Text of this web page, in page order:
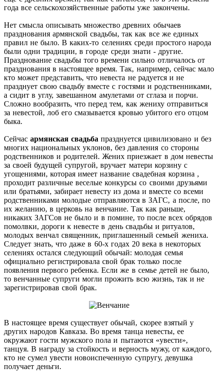
года все сельскохозяйственные работы уже закончены.
Нет смысла описывать множество древних обычаев
празднования армянской свадьбы, так как все же единых
правил не было. В каких-то селениях среди простого народа
были одни традиции, в городе среди знати - другие.
Празднование свадьбы того времени сильно отличалось от
празднования в настоящее время. Так, например, сейчас мало
кто может представить, что невеста не радуется и не
празднует свою свадьбу вместе с гостями и родственниками,
а сидит в углу, завешанном амулетами от сглаза и порчи.
Сложно вообразить, что перед тем, как жениху отправиться
за невестой, лоб его смазывается кровью убитого его отцом
быка.
Сейчасармянская свадьба празднуется цивилизовано и без
многих национальных уклонов, без давления со стороны
родственников и родителей. Жених приезжает в дом невесты
за своей будущей супругой, вручает матери корзину с
угощениями, которая имеет название свадебная корзина ,
проходит различные веселые конкурсы со своими друзьями
или братьями, забирает невесту из дома и вместе со всеми
родственниками молодые отправляются в ЗАГС, а после, по
их желанию, в церковь на венчание. Так как раньше,
никаких ЗАГСов не было и в помине, то после всех обрядов
помолвки, дороги к невесте в день свадьбы и ритуалов,
молодых венчал священник, приглашенный семьей жениха.
Следует знать, что даже в 60-х годах 20 века в некоторых
селениях остался следующий обычай: молодая семья
официально регистрировала свой брак только после
появления первого ребенка. Если же в семье детей не было,
то венчанные супруги могли прожить всю жизнь, так и не
зарегистрировав свой брак.
В настоящее время существует обычай, скорее взятый у
других народов Кавказа. Во время танца невесты, ее
окружают гости мужского пола и пытаются «увести»,
танцуя. В награду за стойкость и верность мужу, от каждого,
кто не сумел увести новоиспеченную супругу, девушка
получает деньги.